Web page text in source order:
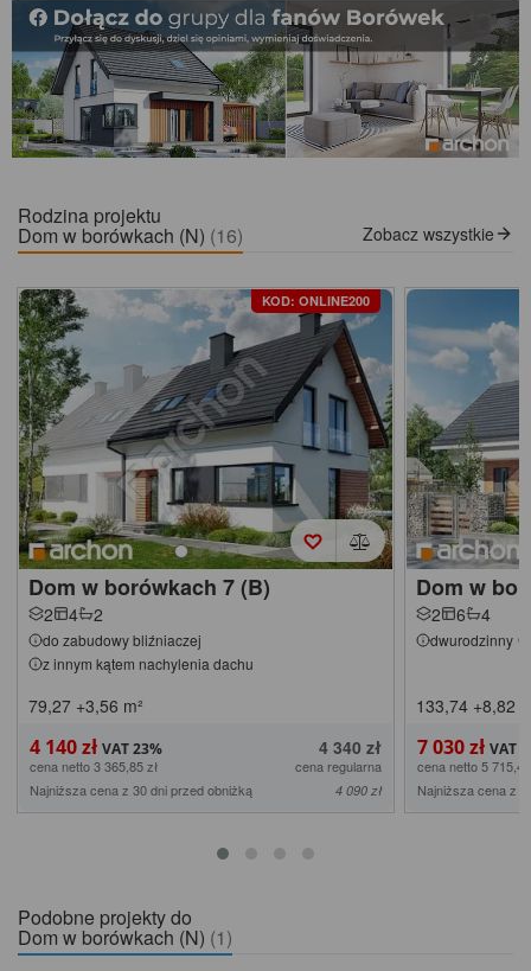
Rodzina projektu
Dom w borówkach (N) (16) Zobacz wszystkie
KOD: ONLINE200
Dom w borówkach 7 (B)
2 4 2
do zabudowy bliźniaczej
z innym kątem nachylenia dachu
79,27 +3,56 m²
4 140 zł 4 340 zł
cena netto 3 365,85 zł
cena regularna
Najniższa cena z 30 dni przed obniżką
4 090 zł
Dom w
2 6 4
dwurodzinny
133,74 +8,82
7 030 zł
cena netto 5
Najniższa cena z
Podobne projekty do
Dom w borówkach (N) (1)